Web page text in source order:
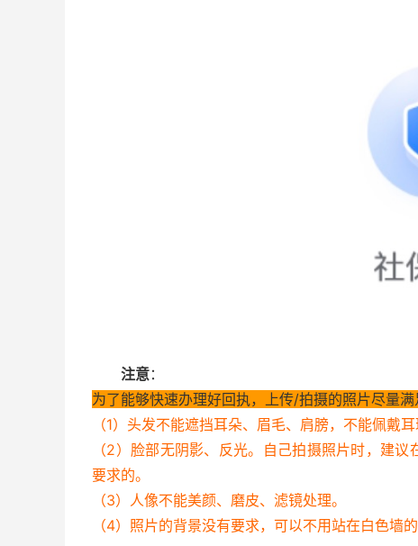
注意：
为了能够快速办理好回执，上传/拍摄的照片尽量满
（1）头发不能遮挡耳朵、眉毛、肩膀，不能佩戴
（2）脸部无阴影、反光。自己拍摄照片时，建
要求的。
（3）人像不能美颜、磨皮、滤镜处理。
（4）照片的背景没有要求，可以不用站在白色墙的